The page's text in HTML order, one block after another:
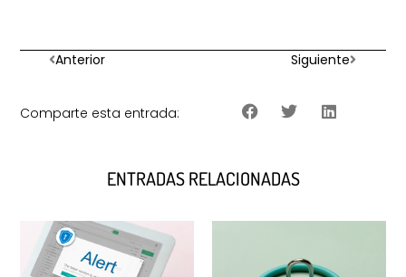
Anterior Siguiente
Comparte esta entrada:
ENTRADAS RELACIONADAS